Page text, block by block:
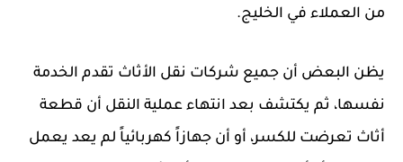
من العملاء في الخليج.
يظن البعض أن جميع شركات نقل الأثاث تقدم الخدمة
نفسها، ثم يكتشف بعد انتهاء عملية النقل أن قطعة
أثاث تعرضت للكسر، أو أن جهازاً كهربائياً لم يعد يعمل